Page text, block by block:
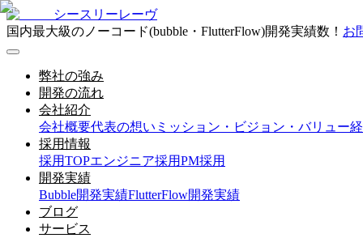
シースリーレーヴ
国内最大級のノーコード(bubble・FlutterFlow)開発実績数！ お
弊社の強み
開発の流れ
会社紹介
会社概要代表の想い ミッション・ビジョン・バリュー
採用情報
採用TOPエンジニア採用PM採用
開発実績
Bubble開発実績FlutterFlow開発実績
ブログ
サービス